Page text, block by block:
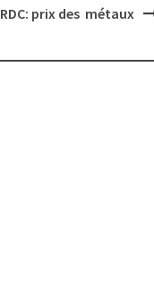
RDC: prix des métaux